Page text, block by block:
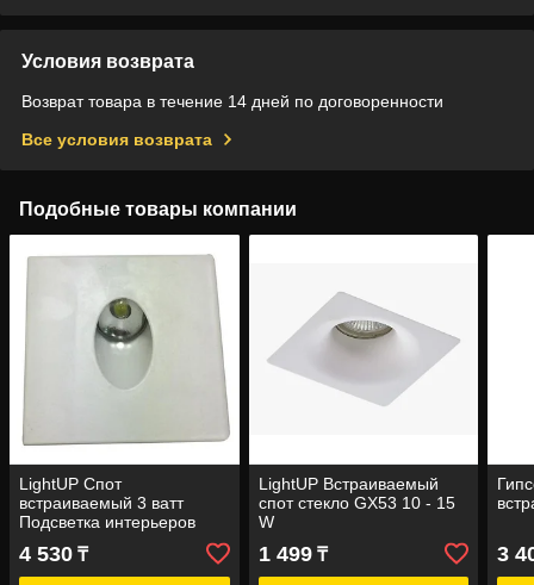
Условия возврата
Возврат товара в течение 14 дней по договоренности
Все условия возврата
Подобные товары компании
LightUP Спот
встраиваемый 3 ватт
Подсветка интерьеров
4 530 ₸
LightUP Встраиваемый
спот стекло GX53 10 - 15
W
1 499₸ 3